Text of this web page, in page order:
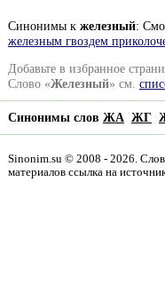
Синонимы к железный:
железным гвоздем
Добавьте в избранное
Слово «Железный» см.
Синонимы слов ЖА ЖГ
Sinonim.su © 2008 - 2026.
материалов ссылка на